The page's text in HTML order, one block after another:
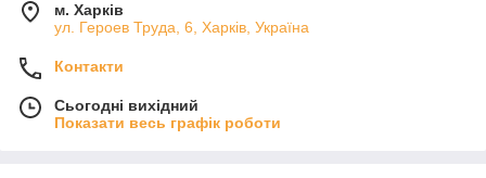
м. Харків
ул. Героев Труда, 6, Харків, Україна
Контакти
Сьогодні вихідний
Показати весь графік роботи